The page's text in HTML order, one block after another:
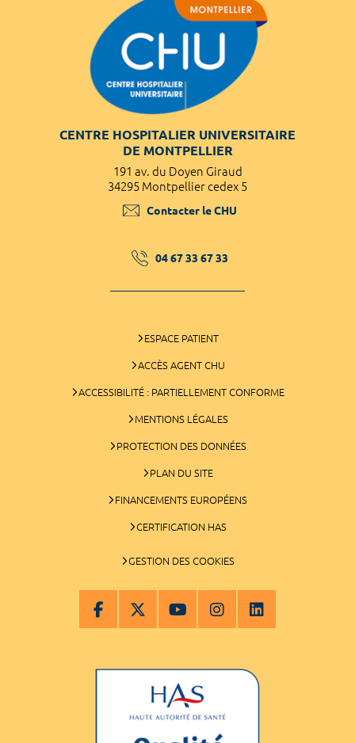
CENTRE HOSPITALIER UNIVERSITAIRE
DE MONTPELLIER
191 av. du Doyen Giraud
34295 Montpellier cedex 5
Contacter le CHU
04 67 33 67 33
ESPACE PATIENT
ACCÈS AGENT CHU
ACCESSIBILITÉ : PARTIELLEMENT CONFORME
MENTIONS LÉGALES
PROTECTION DES DONNÉES
PLAN DU SITE
FINANCEMENTS EUROPÉENS
CERTIFICATION HAS
GESTION DES COOKIES